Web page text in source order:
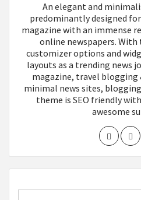
An elegant and
predominantly designed
magazine with an immense
online newspapers.
customizer options and
layouts as a trending news
magazine, travel blogging
minimal news sites,
theme is SEO friendly
awesome